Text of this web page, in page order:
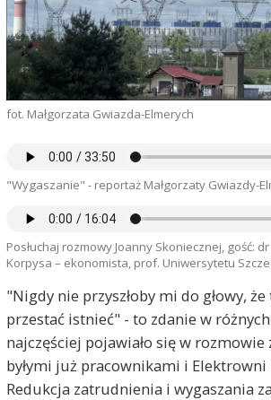
fot. Małgorzata Gwiazda-Elmerych
"Wygaszanie" - reportaż Małgorzaty Gwiazdy-
Posłuchaj rozmowy Joanny Skoniecznej, gość: dr
Korpysa – ekonomista, prof. Uniwersytetu
"Nigdy nie przyszłoby mi do głowy, że
przestać istnieć" - to zdanie w
najczęściej pojawiało się w rozmowie
byłymi już pracownikami i Elektrowni
Redukcja zatrudnienia i wygaszania